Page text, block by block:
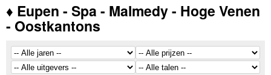
♦ Eupen - Spa - Malmedy - Hoge Venen
- Oostkantons